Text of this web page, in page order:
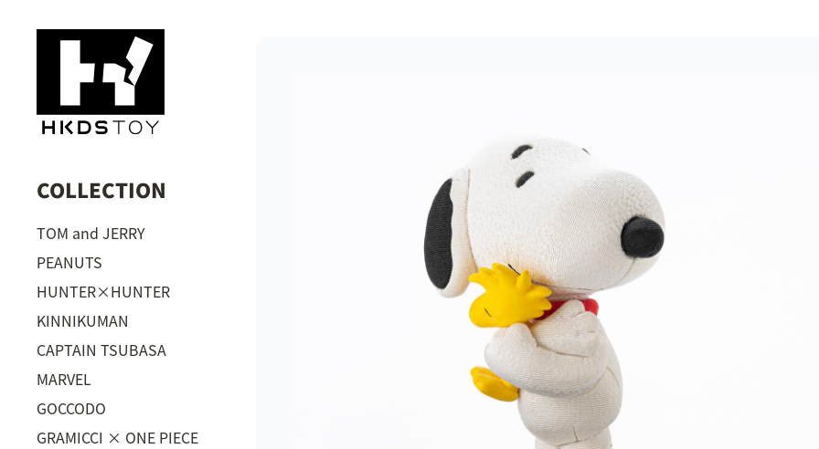
COLLECTION
TOM and JERRY
PEANUTS
HUNTER×HUNTER
KINNIKUMAN
CAPTAIN TSUBASA
MARVEL
GOCCODO
GRAMICCI × ONE PIECE